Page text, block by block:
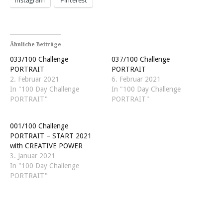
Ähnliche Beiträge
033/100 Challenge
PORTRAIT
2. Februar 2021
In "100 Day Challenge
PORTRAIT"
037/100 Challenge
PORTRAIT
6. Februar 2021
In "100 Day Challenge
PORTRAIT"
001/100 Challenge
PORTRAIT – START 2021
with CREATIVE POWER
3. Januar 2021
In "100 Day Challenge
PORTRAIT"